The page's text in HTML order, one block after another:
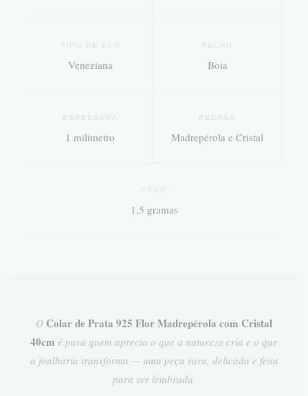
TIPO DE ELO
Veneziana
FECHO
Boia
ESPESSURA
1 milímetro
PEDRAS
Madrepérola e Cristal
PESO
1,5 gramas
O Colar de Prata 925 Flor Madrepérola com Cristal
40cm é para quem aprecia o que a natureza cria e o que
a joalharia transforma — uma peça rara, delicada e feita
para ser lembrada.